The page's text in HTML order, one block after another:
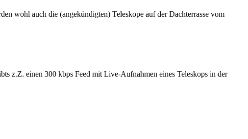
wohl auch die (angekündigten) Teleskope auf der Dachterrasse vom
z.Z. einen 300 kbps Feed mit Live-Aufnahmen eines Teleskops in der